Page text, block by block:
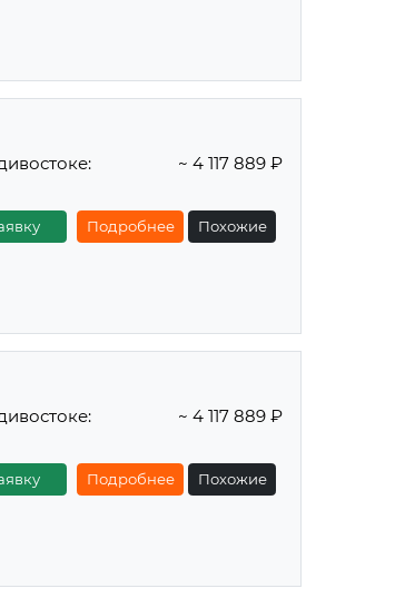
~ 4 117 889 ₽
Подробнее Похожие
~ 4 117 889 ₽
Подробнее Похожие